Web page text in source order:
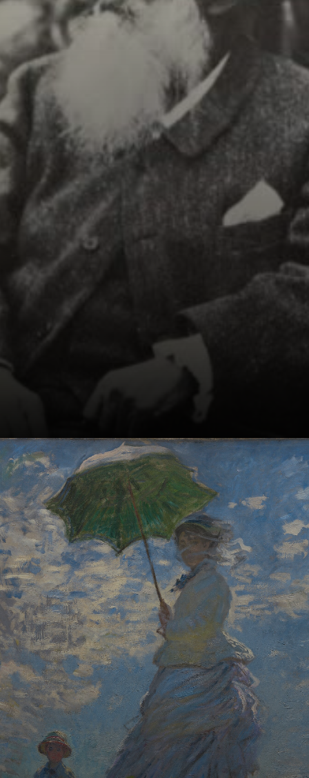
A vida era barra:
pobre, sem
conseguir vender
nada. O primeiro
filho nasceu, a
guerra estourou.
Teve que fugir pra
Londres.
A obra
"Impressão: sol
nascente" foi o
rolê. Um crítico
zoou, chamou de
"impressionista".